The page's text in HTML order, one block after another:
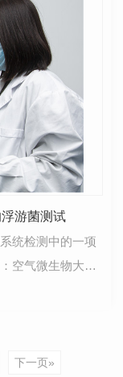
游菌测试
统检测中的一项
空气微生物大多
过浮游菌…
下一页»